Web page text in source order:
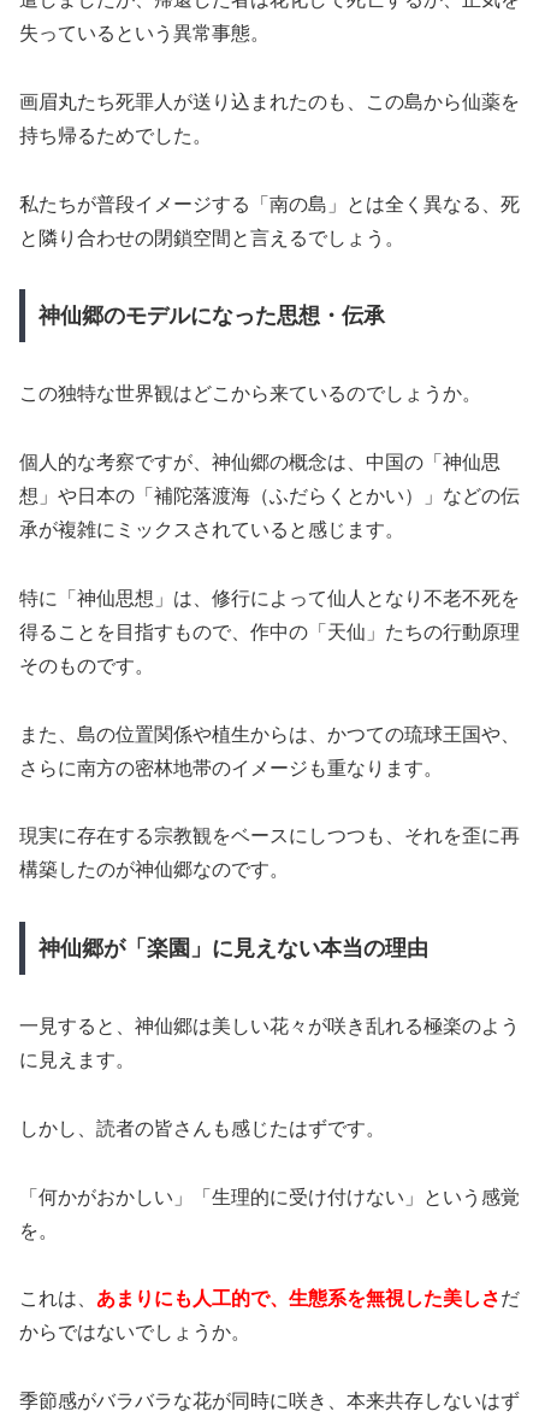
失っているという異常事態。
画眉丸たち死罪人が送り込まれたのも、この島から仙薬を
持ち帰るためでした。
私たちが普段イメージする「南の島」とは全く異なる、死
と隣り合わせの閉鎖空間と言えるでしょう。
神仙郷のモデルになった思想・伝承
この独特な世界観はどこから来ているのでしょうか。
個人的な考察ですが、神仙郷の概念は、中国の「神仙思
想」や日本の「補陀落渡海（ふだらくとかい）」などの伝
承が複雑にミックスされていると感じます。
特に「神仙思想」は、修行によって仙人となり不老不死を
得ることを目指すもので、作中の「天仙」たちの行動原理
そのものです。
また、島の位置関係や植生からは、かつての琉球王国や、
さらに南方の密林地帯のイメージも重なります。
現実に存在する宗教観をベースにしつつも、それを歪に再
構築したのが神仙郷なのです。
神仙郷が「楽園」に見えない本当の理由
一見すると、神仙郷は美しい花々が咲き乱れる極楽のよう
に見えます。
しかし、読者の皆さんも感じたはずです。
「何かがおかしい」「生理的に受け付けない」という感覚
を。
これは、 あまりにも人工的で、生態系を無視した美しさだ
からではないでしょうか。
季節感がバラバラな花が同時に咲き、本来共存しないはず